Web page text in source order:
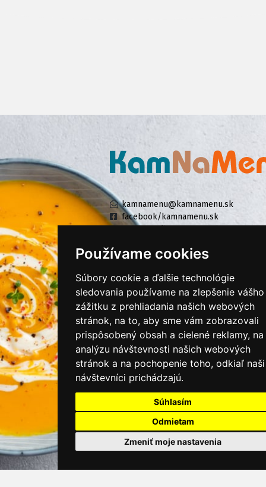
Používame cookies
Súbory cookie a ďalšie technológie
sledovania používame na zlepšenie vášho
zážitku z prehliadania našich webových
stránok, na to, aby sme vám zobrazovali
prispôsobený obsah a cielené reklamy, na
analýzu návštevnosti našich webových
stránok a na pochopenie toho, odkiaľ naši
návštevníci prichádzajú.
Súhlasím
Odmietam
Zmeniť moje nastavenia
kamnamenu@kamnamenu.sk
facebook/kamnamenu.sk
KONTAKTUJTE NÁS
PRIHLÁSIŤ SA DO ZÁKAZNÍCKEJ ZÓNY
Všeobecné obchodné podmienky
Ochrana osobných údajov
Cookies
Moje KamNaMenu
Pridať reštauráciu
Cenník balíkov